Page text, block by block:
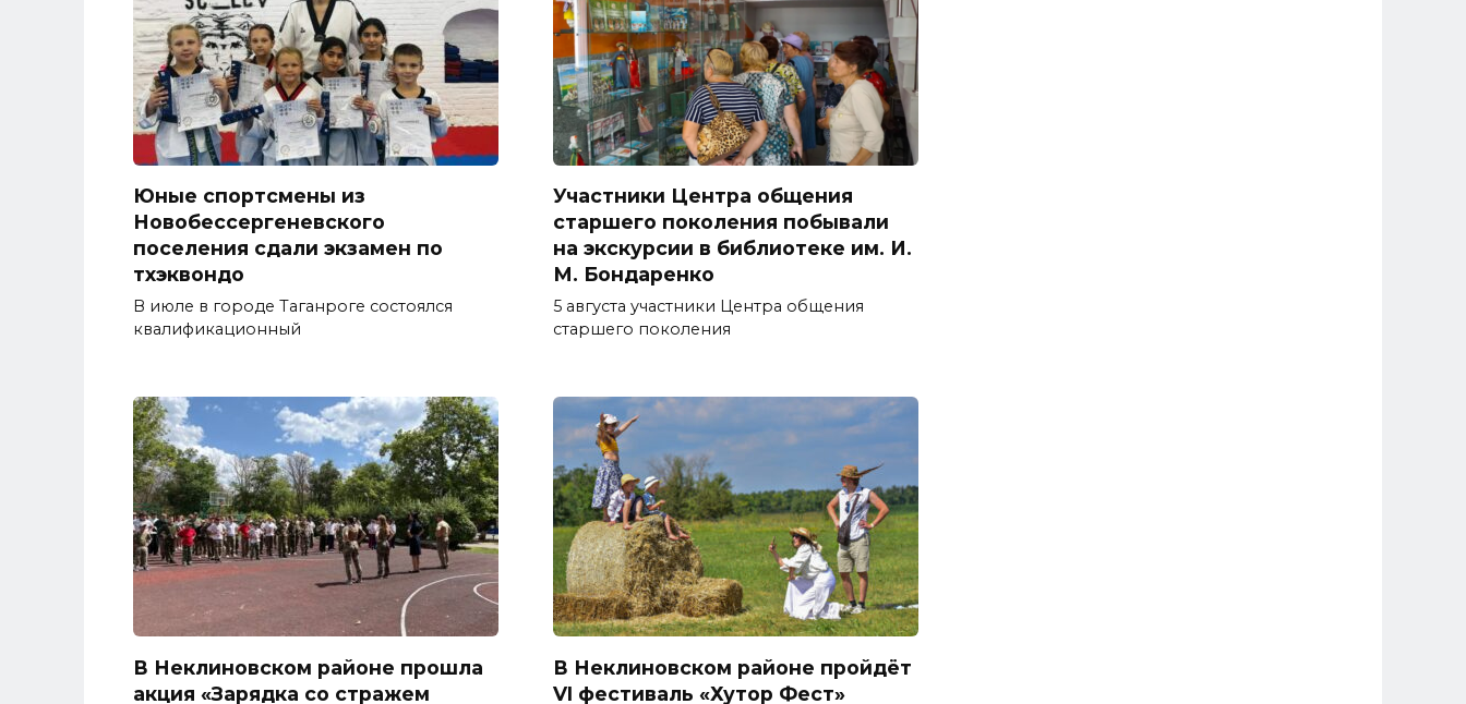
Юные спортсмены из
Новобессергеневского
поселения сдали экзамен по
тхэквондо
В июле в городе Таганроге состоялся
квалификационный
Участники Центра общения
старшего поколения побывали
на экскурсии в библиотеке им. И.
М. Бондаренко
5 августа участники Центра общения
старшего поколения
В Неклиновском районе прошла
акция «Зарядка со стражем
В Неклиновском районе пройдёт
VI фестиваль «Хутор Фест»